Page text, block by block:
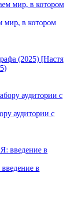
мир, в котором
[Настя
аудитории с
в